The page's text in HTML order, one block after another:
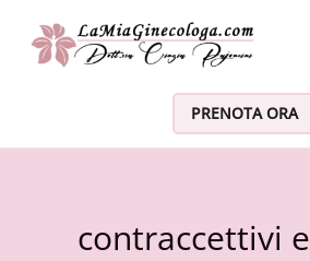
Vai al contenuto
PRENOTA ORA
contraccettivi